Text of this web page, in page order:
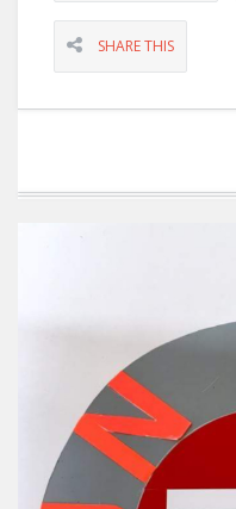
SHARE THIS